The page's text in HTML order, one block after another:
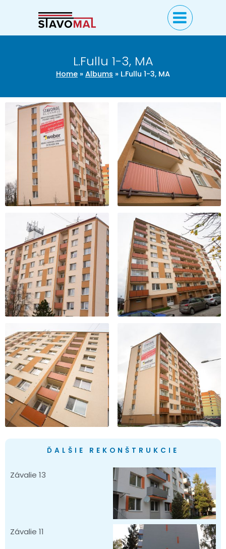
L.Fullu 1-3, MA
Home » Albums » L.Fullu 1-3, MA
ĎALŠIE REKONŠTRUKCIE
Závalie 13
Závalie 11